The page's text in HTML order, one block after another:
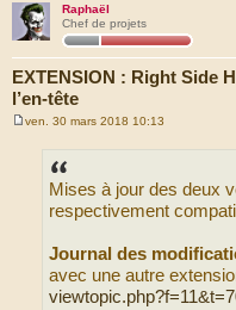
Raphaël
Chef de projets
EXTENSION : Right Side
l’en-tête
ven. 30 mars 2018 10:13
Mises à jour des deux
respectivement
Journal des
avec une autre